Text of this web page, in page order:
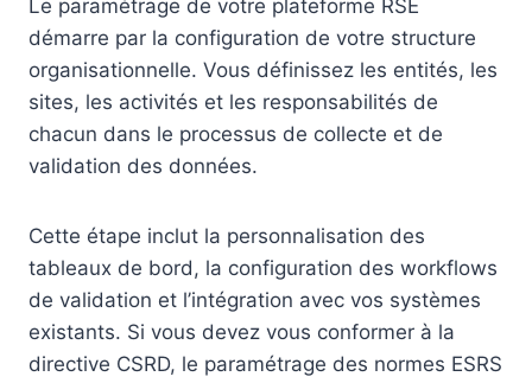
Le paramétrage de votre plateforme RSE
démarre par la configuration de votre structure
organisationnelle. Vous définissez les entités, les
sites, les activités et les responsabilités de
chacun dans le processus de collecte et de
validation des données.
Cette étape inclut la personnalisation des
tableaux de bord, la configuration des workflows
de validation et l’intégration avec vos systèmes
existants. Si vous devez vous conformer à la
directive CSRD, le paramétrage des normes ESRS